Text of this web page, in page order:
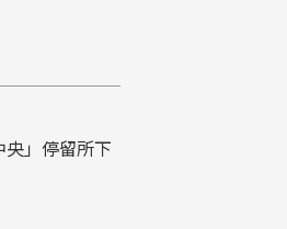
」停留所下